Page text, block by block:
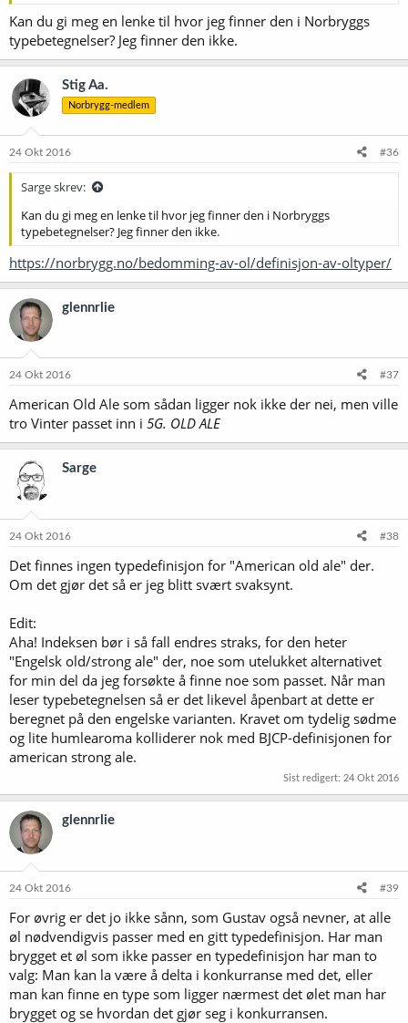
Kan du gi meg en lenke til hvor jeg finner den i Norbryggs
typebetegnelser? Jeg finner den ikke.
Stig Aa.
Norbrygg-medlem
24 Okt 2016 #36
Sarge skrev:
Kan du gi meg en lenke til hvor jeg finner den i Norbryggs
typebetegnelser? Jeg finner den ikke.
https://norbrygg.no/bedomming-av-ol/definisjon-av-oltyper/
glennrlie
24 Okt 2016 #37
American Old Ale som sådan ligger nok ikke der nei, men ville
tro Vinter passet inn i 5G. OLD ALE
Sarge
24 Okt 2016 #38
Det finnes ingen typedefinisjon for "American old ale" der.
Om det gjør det så er jeg blitt svært svaksynt.
Edit:
Aha! Indeksen bør i så fall endres straks, for den heter
"Engelsk old/strong ale" der, noe som utelukket alternativet
for min del da jeg forsøkte å finne noe som passet. Når man
leser typebetegnelsen så er det likevel åpenbart at dette er
beregnet på den engelske varianten. Kravet om tydelig sødme
og lite humlearoma kolliderer nok med BJCP-definisjonen for
american strong ale.
Sist redigert: 24 Okt 2016
glennrlie
24 Okt 2016 #39
For øvrig er det jo ikke sånn, som Gustav også nevner, at alle
øl nødvendigvis passer med en gitt typedefinisjon. Har man
brygget et øl som ikke passer en typedefinisjon har man to
valg: Man kan la være å delta i konkurranse med det, eller
man kan finne en type som ligger nærmest det ølet man har
brygget og se hvordan det gjør seg i konkurransen.